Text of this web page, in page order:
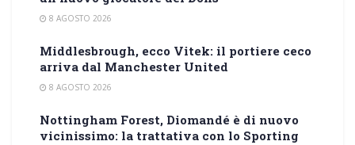
8 AGOSTO 2026
Middlesbrough, ecco Vitek: il portiere ceco
arriva dal Manchester United
8 AGOSTO 2026
Nottingham Forest, Diomandé è di nuovo
vicinissimo: la trattativa con lo Sporting